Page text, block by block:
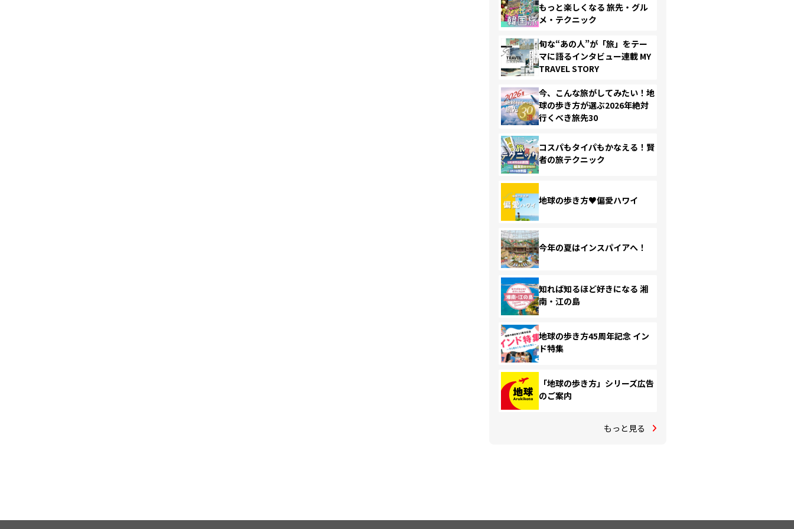
もっと楽しくなる 旅先・グル
メ・テクニック
旬な“あの人”が「旅」をテー
マに語るインタビュー連載 MY
TRAVEL STORY
今、こんな旅がしてみたい！地
球の歩き方が選ぶ2026年絶対
行くべき旅先30
コスパもタイパもかなえる！賢
者の旅テクニック
地球の歩き方♥偏愛ハワイ
今年の夏はインスパイアへ！
知れば知るほど好きになる 湘
南・江の島
地球の歩き方45周年記念 イン
ド特集
「地球の歩き方」シリーズ広告
のご案内
もっと見る